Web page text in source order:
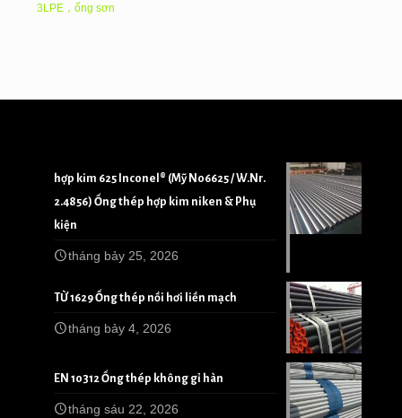
3LPE，ống sơn
hợp kim 625 Inconel® (Mỹ N06625 / W.Nr.
2.4856) Ống thép hợp kim niken & Phụ
kiện
tháng bảy 25, 2026
TỪ 1629 Ống thép nồi hơi liền mạch
tháng bảy 4, 2026
EN 10312 Ống thép không gỉ hàn
tháng sáu 22, 2026